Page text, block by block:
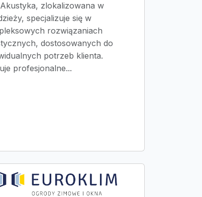
zlokalizowana w
specjalizuje się w
rozwiązaniach
dostosowanych do
potrzeb klienta.
profesjonalne...